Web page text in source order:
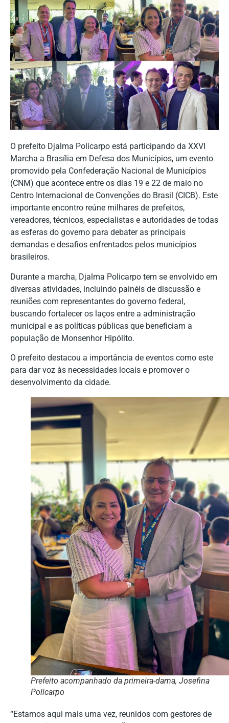
O prefeito Djalma Policarpo está participando da XXVI
Marcha a Brasília em Defesa dos Municípios, um evento
promovido pela Confederação Nacional de Municípios
(CNM) que acontece entre os dias 19 e 22 de maio no
Centro Internacional de Convenções do Brasil (CICB). Este
importante encontro reúne milhares de prefeitos,
vereadores, técnicos, especialistas e autoridades de todas
as esferas do governo para debater as principais
demandas e desafios enfrentados pelos municípios
brasileiros.
Durante a marcha, Djalma Policarpo tem se envolvido em
diversas atividades, incluindo painéis de discussão e
reuniões com representantes do governo federal,
buscando fortalecer os laços entre a administração
municipal e as políticas públicas que beneficiam a
população de Monsenhor Hipólito.
O prefeito destacou a importância de eventos como este
para dar voz às necessidades locais e promover o
desenvolvimento da cidade.
Prefeito acompanhado da primeira-dama, Josefina
Policarpo
“Estamos aqui mais uma vez, reunidos com gestores de